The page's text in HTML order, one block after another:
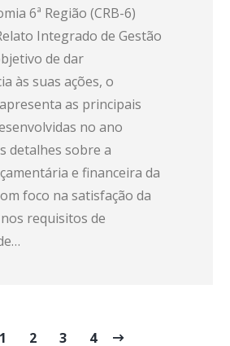
6ª Região (CRB-6)
Integrado de Gestão
de dar
às suas ações, o
as principais
no ano
detalhes sobre a
e financeira da
foco na satisfação da
requisitos de
1 2 3 4